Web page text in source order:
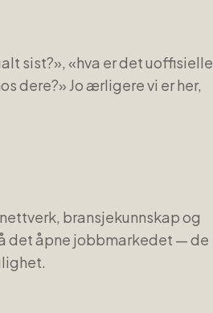
sist?», «hva er det uoffisielle
dere?» Jo ærligere vi er her,
bransjekunnskap og
det åpne jobbmarkedet — de